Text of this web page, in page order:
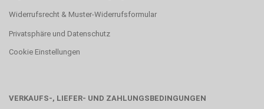
Widerrufsrecht & Muster-Widerrufsformular
Privatsphäre und Datenschutz
Cookie Einstellungen
VERKAUFS-, LIEFER- UND ZAHLUNGSBEDINGUNGEN